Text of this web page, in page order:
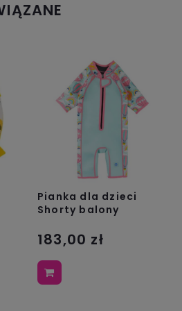
Pianka dla dzieci
Shorty balony
183,00 zł